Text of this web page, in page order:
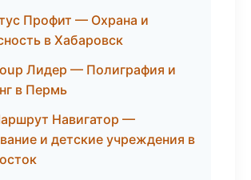
Профит — Охрана и
в Хабаровск
Лидер — Полиграфия и
в Пермь
Навигатор —
и детские учреждения в